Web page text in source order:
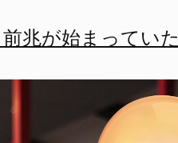
兆が始まっていた